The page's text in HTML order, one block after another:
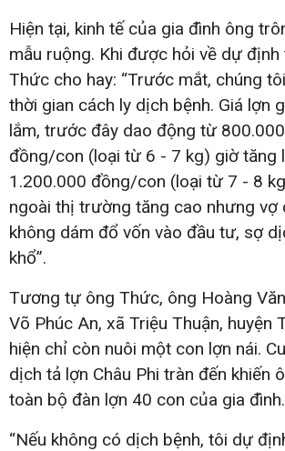
Hiện tại, kinh tế của gia đình ông
mẫu ruộng. Khi được hỏi về dự định
Thức cho hay: “Trước mắt, chúng
thời gian cách ly dịch bệnh. Giá lợn
lắm, trước đây dao động từ
đồng/con (loại từ 6 - 7 kg) giờ tăng
1.200.000 đồng/con (loại từ 7 - 8
ngoài thị trường tăng cao nhưng vợ
không dám đổ vốn vào đầu tư, sợ
khổ”.
Tương tự ông Thức, ông Hoàng
Võ Phúc An, xã Triệu Thuận, huyện
hiện chỉ còn nuôi một con lợn nái.
dịch tả lợn Châu Phi tràn đến khiến
toàn bộ đàn lợn 40 con của gia đình.
“Nếu không có dịch bệnh, tôi dự